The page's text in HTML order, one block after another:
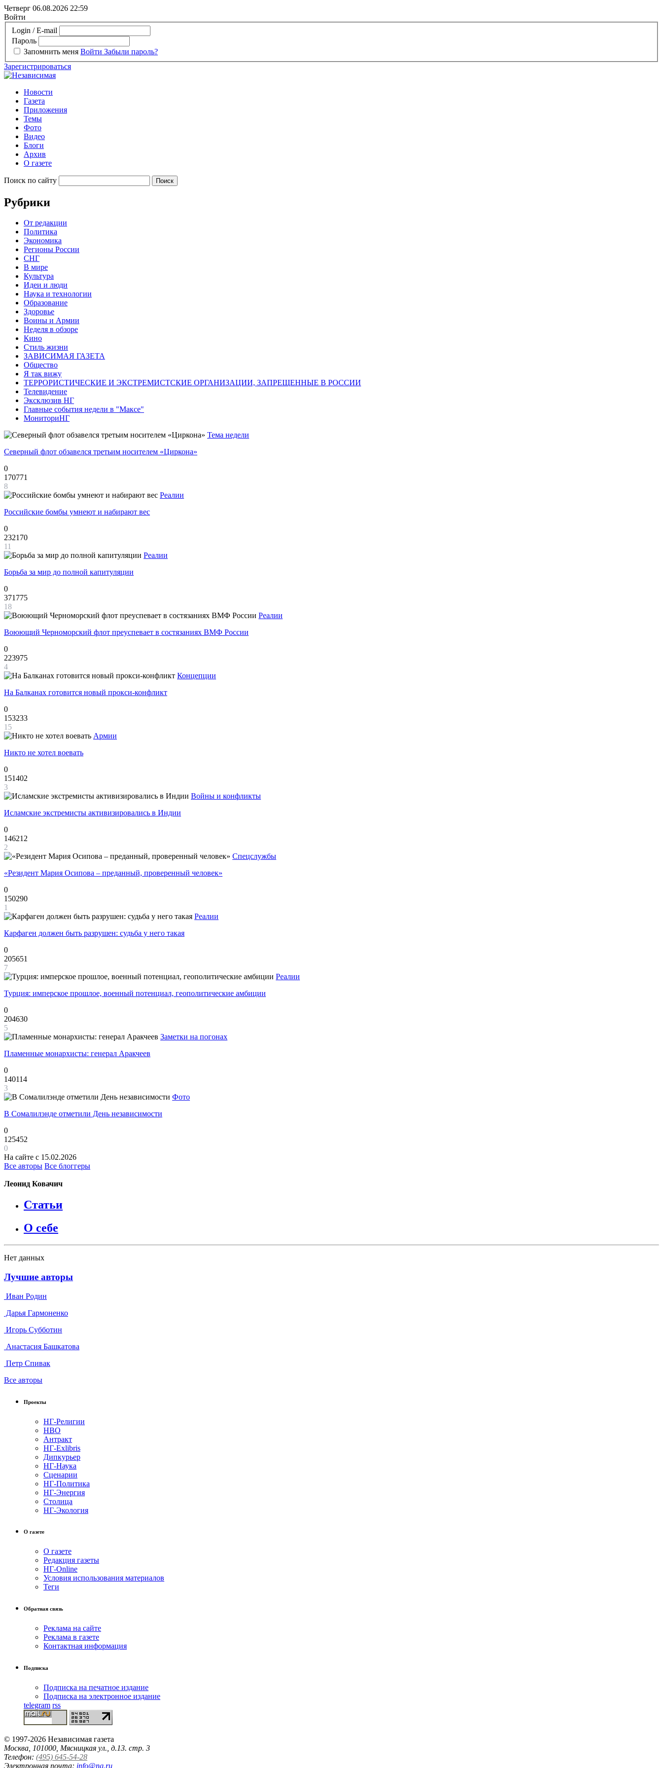
Четверг 06.08.2026 22:59
Войти
Login / E-mail
Пароль
Запомнить меня Войти Забыли пароль?
Зарегистрироваться
Новости
Газета
Приложения
Темы
Фото
Видео
Блоги
Архив
О газете
Поиск по сайту
Рубрики
От редакции
Политика
Экономика
Регионы России
СНГ
В мире
Культура
Идеи и люди
Наука и технологии
Образование
Здоровье
Воины и Армии
Неделя в обзоре
Кино
Стиль жизни
ЗАВИСИМАЯ ГАЗЕТА
Общество
Я так вижу
ТЕРРОРИСТИЧЕСКИЕ И ЭКСТРЕМИСТСКИЕ ОРГАНИЗАЦИИ, ЗАПРЕЩЕННЫЕ В РОССИИ
Телевидение
Эксклюзив НГ
Главные события недели в "Максе"
МониториНГ
Тема недели
Северный флот обзавелся третьим носителем «Циркона»
0
170771
8
Реалии
Российские бомбы умнеют и набирают вес
0
232170
11
Реалии
Борьба за мир до полной капитуляции
0
371775
18
Реалии
Воюющий Черноморский флот преуспевает в состязаниях ВМФ России
0
223975
4
Концепции
На Балканах готовится новый прокси-конфликт
0
153233
15
Армии
Никто не хотел воевать
0
151402
3
Войны и конфликты
Исламские экстремисты активизировались в Индии
0
146212
2
Спецслужбы
«Резидент Мария Осипова – преданный, проверенный человек»
0
150290
1
Реалии
Карфаген должен быть разрушен: судьба у него такая
0
205651
7
Реалии
Турция: имперское прошлое, военный потенциал, геополитические амбиции
0
204630
5
Заметки на погонах
Пламенные монархисты: генерал Аракчеев
0
140114
3
Фото
В Сомалилэнде отметили День независимости
0
125452
0
На сайте с 15.02.2026
Все авторы Все блоггеры
Леонид Ковачич
Статьи
О себе
Нет данных
Лучшие авторы
Иван Родин
Дарья Гармоненко
Игорь Субботин
Анастасия Башкатова
Петр Спивак
Все авторы
Проекты
НГ-Религии
НВО
Антракт
НГ-Exlibris
Дипкурьер
НГ-Наука
Сценарии
НГ-Политика
НГ-Энергия
Столица
НГ-Экология
О газете
О газете
Редакция газеты
НГ-Online
Условия использования материалов
Теги
Обратная связь
Реклама на сайте
Реклама в газете
Контактная информация
Подписка
Подписка на печатное издание
Подписка на электронное издание
telegram rss
© 1997-2026 Независимая газета
Москва, 101000, Мясницкая ул., д.13. стр. 3
Телефон: (495) 645-54-28
Электронная почта: info@ng.ru